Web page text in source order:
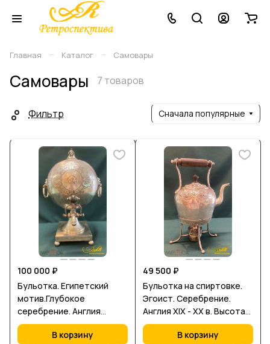
Главная – Каталог – Самовары
Самовары 7 товаров
Фильтр Сначала популярные
100 000 ₽
Бульотка. Египетский
мотив.Глубокое
серебрение. Англия
кон.XIX - нач.XX в.в.
В корзину
49 500 ₽
Бульотка на спиртовке.
Эгоист. Серебрение.
Англия XIX - XX в. Высота
28 см. Объем 1 л.
В корзину